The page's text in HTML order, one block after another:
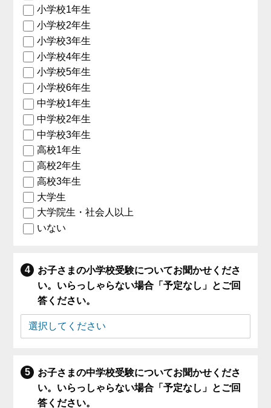
小学校1年生
小学校2年生
小学校3年生
小学校4年生
小学校5年生
小学校6年生
中学校1年生
中学校2年生
中学校3年生
高校1年生
高校2年生
高校3年生
大学生
大学院生・社会人以上
いない
お子さまの小学校受験についてお聞かせくださ
い。いらっしゃらない場合「予定なし」とご回
答ください。
お子さまの中学校受験についてお聞かせくださ
い。いらっしゃらない場合「予定なし」とご回
答ください。